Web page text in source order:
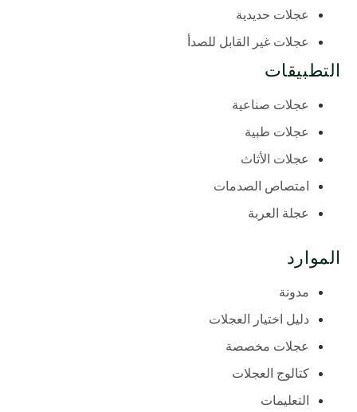
عجلات حديدية
عجلات غير القابل للصدأ
التطبيقات
عجلات صناعية
عجلات طبية
عجلات الأثاث
امتصاص الصدمات
عجلة العربة
الموارد
مدونة
دليل اختيار العجلات
عجلات مخصصة
كتالوج العجلات
التعليمات